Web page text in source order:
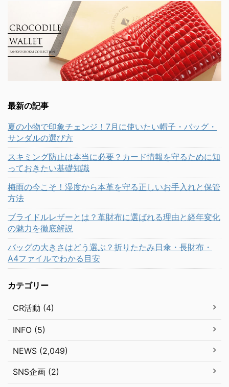
最新の記事
夏の小物で印象チェンジ！7月に使いたい帽子・バッグ・
サンダルの選び方
スキミング防止は本当に必要？カード情報を守るために知
っておきたい基礎知識
梅雨の今こそ！湿度から本革を守る正しいお手入れと保管
方法
ブライドルレザーとは？革財布に選ばれる理由と経年変化
の魅力を徹底解説
バッグの大きさはどう選ぶ？折りたたみ日傘・長財布・
A4ファイルでわかる目安
カテゴリー
CR活動 (4)
INFO (5)
NEWS (2,049)
SNS企画 (2)